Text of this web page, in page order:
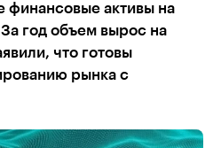
финансовые активы на
год объем вырос на
что готовы
рынка с